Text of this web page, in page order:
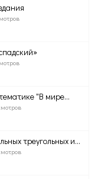
"В мире...
треугольных и...